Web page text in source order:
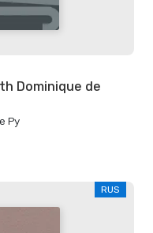
Dominique de
Ру
RUS